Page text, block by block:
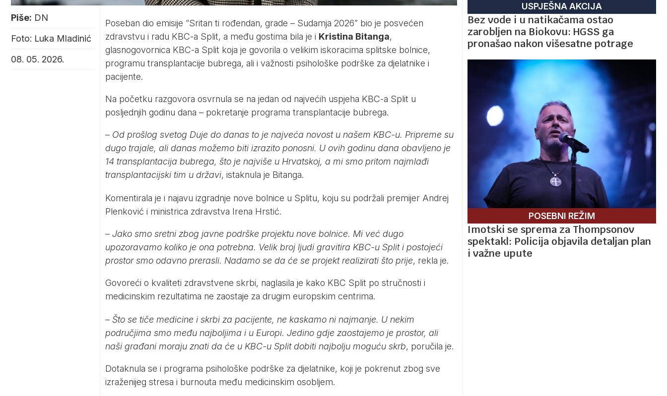
Piše: DN
Foto: Luka Mladinić
08. 05. 2026.
Poseban dio emisije “Sritan ti rođendan, grade – Sudamja 2026” bio je posvećen
zdravstvu i radu KBC-a Split, a među gostima bila je i Kristina Bitanga,
glasnogovornica KBC-a Split koja je govorila o velikim iskoracima splitske bolnice,
programu transplantacije bubrega, ali i važnosti psihološke podrške za djelatnike i
pacijente.
Na početku razgovora osvrnula se na jedan od najvećih uspjeha KBC-a Split u
posljednjih godinu dana – pokretanje programa transplantacije bubrega.
– Od prošlog svetog Duje do danas to je najveća novost u našem KBC-u. Pripreme su
dugo trajale, ali danas možemo biti izrazito ponosni. U ovih godinu dana obavljeno je
14 transplantacija bubrega, što je najviše u Hrvatskoj, a mi smo pritom najmlađi
transplantacijski tim u državi, istaknula je Bitanga.
Komentirala je i najavu izgradnje nove bolnice u Splitu, koju su podržali premijer Andrej
Plenković i ministrica zdravstva Irena Hrstić.
– Jako smo sretni zbog javne podrške projektu nove bolnice. Mi već dugo
upozoravamo koliko je ona potrebna. Velik broj ljudi gravitira KBC-u Split i postojeći
prostor smo odavno prerasli. Nadamo se da će se projekt realizirati što prije, rekla je.
Govoreći o kvaliteti zdravstvene skrbi, naglasila je kako KBC Split po stručnosti i
medicinskim rezultatima ne zaostaje za drugim europskim centrima.
– Što se tiče medicine i skrbi za pacijente, ne kaskamo ni najmanje. U nekim
područjima smo među najboljima i u Europi. Jedino gdje zaostajemo je prostor, ali
naši građani moraju znati da će u KBC-u Split dobiti najbolju moguću skrb, poručila je.
Dotaknula se i programa psihološke podrške za djelatnike, koji je pokrenut zbog sve
izraženijeg stresa i burnouta među medicinskim osobljem.
USPJEŠNA AKCIJA
Bez vode i u natikačama ostao
zarobljen na Biokovu: HGSS ga
pronašao nakon višesatne potrage
POSEBNI REŽIM
Imotski se sprema za Thompsonov
spektakl: Policija objavila detaljan plan
i važne upute